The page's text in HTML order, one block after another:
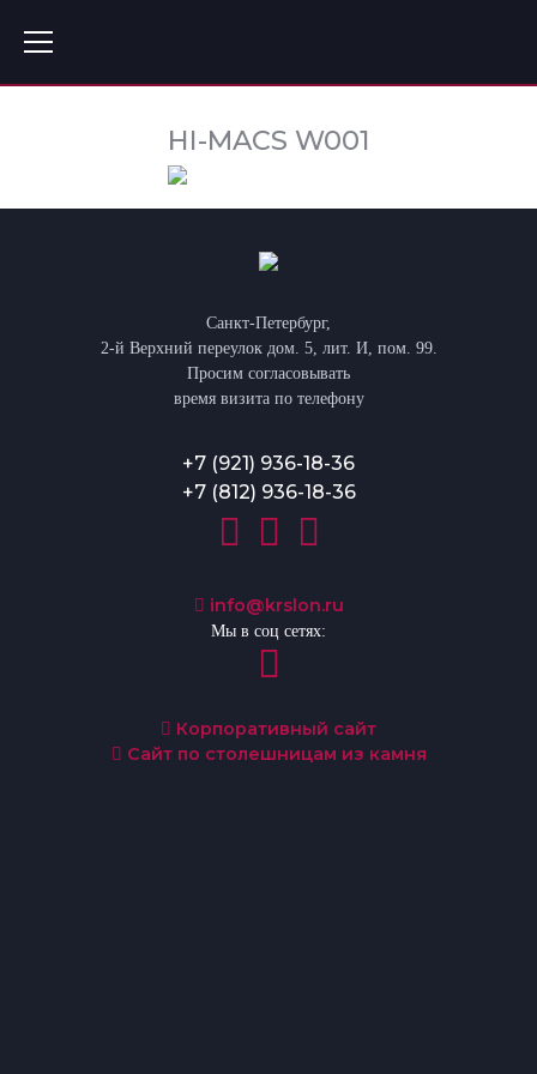
HI-MACS W001
Санкт-Петербург,
2-й Верхний переулок дом. 5, лит. И, пом. 99.
Просим согласовывать
время визита по телефону
+7 (921) 936-18-36
+7 (812) 936-18-36
info@krslon.ru
Мы в соц сетях:
Корпоративный сайт
Сайт по столешницам из камня